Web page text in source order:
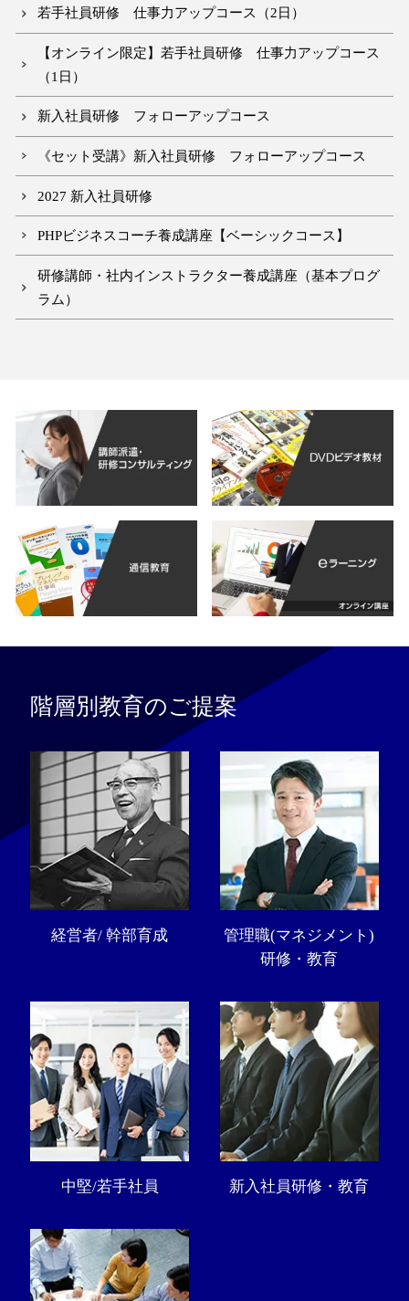
若手社員研修 仕事力アップコース（2日）
【オンライン限定】若手社員研修 仕事力アップコース
（1日）
新入社員研修 フォローアップコース
《セット受講》新入社員研修 フォローアップコース
2027 新入社員研修
PHPビジネスコーチ養成講座【ベーシックコース】
研修講師・社内インストラクター養成講座（基本プログ
ラム）
階層別教育のご提案
経営者/ 幹部育成
管理職(マネジメント)
研修・教育
中堅/若手社員 新入社員研修・教育